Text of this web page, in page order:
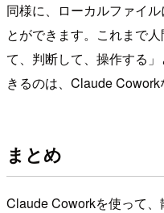
同様に、ローカルファイ
とができます。これまで
て、判断して、操作する
きるのは、Claude Cowork
まとめ
Claude Coworkを使って